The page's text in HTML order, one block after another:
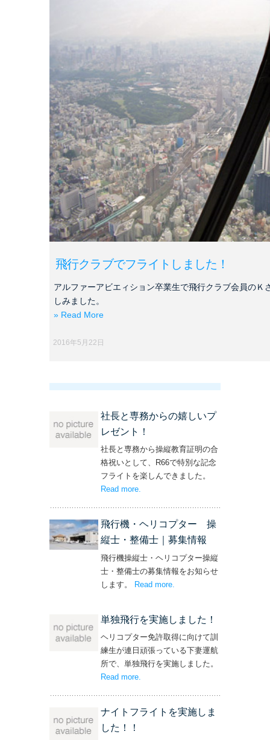
飛行クラブでフライトしました！
アルファーアビエィション卒業生で飛行クラブ会員のＫ
しみました。
» Read More
2016年5月22日
社長と専務からの嬉しいプ
レゼント！
社長と専務から操縦教育証明の合
格祝いとして、R66で特別な記念
フライトを楽しんできました。
Read more– ‘社長と専務からの嬉しいプレゼン
.
飛行機・ヘリコプター 操
縦士・整備士｜募集情報
飛行機操縦士・ヘリコプター操縦
士・整備士の募集情報をお知らせ
します。 Read more
単独飛行を実施しました！
ヘリコプター免許取得に向けて訓
練生が連日頑張っている下妻運航
所で、単独飛行を実施しました。
Read more– ‘単独飛行を実施しました！’
.
ナイトフライトを実施しま
した！！